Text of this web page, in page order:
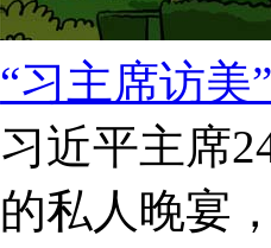
“习主席访
习近平主席
的私人晚宴